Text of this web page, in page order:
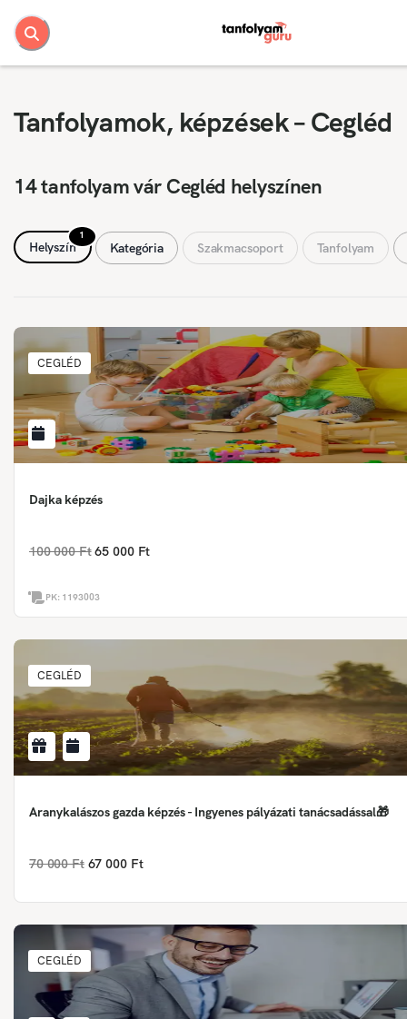
Tanfolyamok, képzések – Cegléd
14 tanfolyam vár Cegléd helyszínen
1
Helyszín Kategória Szakmacsoport Tanfolyam
CEGLÉD
Dajka képzés
100 000 Ft 65 000 Ft
PK: 1193003
CEGLÉD
Aranykalászos gazda képzés - Ingyenes pályázati tanácsadással🎁
70 000 Ft 67 000 Ft
CEGLÉD